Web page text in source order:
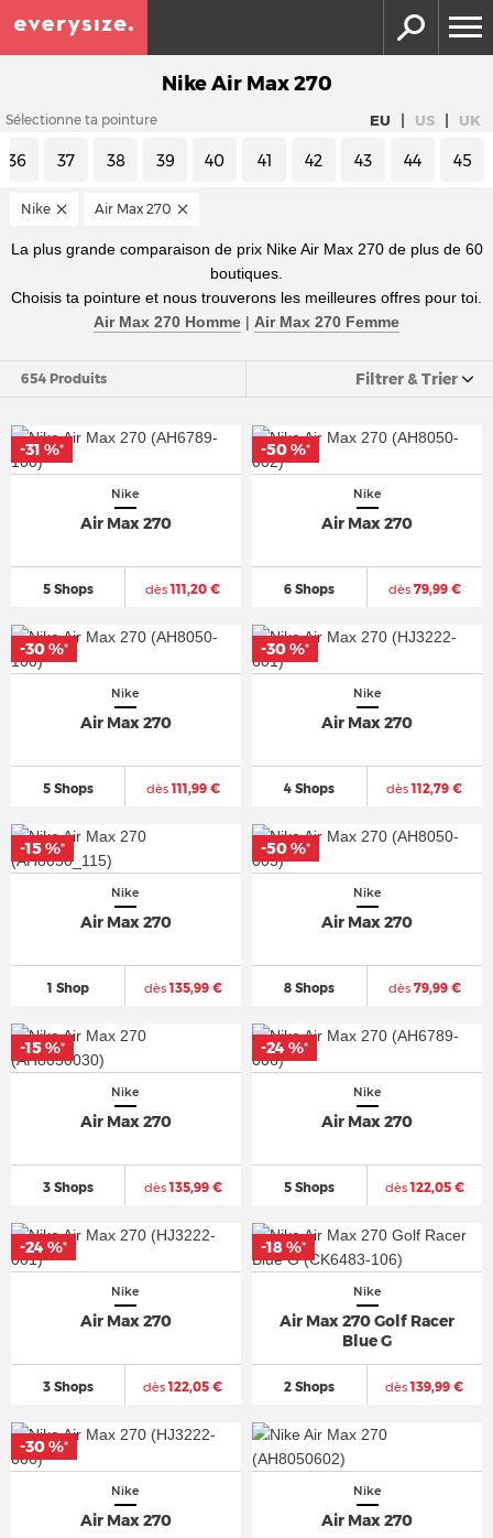
Nike Air Max 270
Sélectionne ta pointure EU | US | UK
36 37 38 39 40 41 42 43 44 45
Nike Air Max 270
La plus grande comparaison de prix Nike Air Max 270 de plus de 60
boutiques.
Choisis ta pointure et nous trouverons les meilleures offres pour toi.
Air Max 270 Homme | Air Max 270 Femme
654 Produits Filtrer & Trier
Nike
Air Max 270
5 Shops dès111,20 €
-31 %*
Nike
Air Max 270
6 Shops dès79,99 €
-50 %*
Nike
Air Max 270
5 Shops dès111,99 €
-30 %*
Nike
Air Max 270
4 Shops dès112,79 €
-30 %*
Nike
Air Max 270
1 Shop dès135,99 €
-15 %*
Nike
Air Max 270
8 Shops dès79,99 €
-50 %*
Nike
Air Max 270
3 Shops dès135,99 €
-15 %*
Nike
Air Max 270
5 Shops dès122,05 €
-24 %*
Nike
Air Max 270
3 Shops dès122,05 €
-24 %*
Nike
Air Max 270 Golf Racer
Blue G
2 Shops dès139,99 €
-18 %*
Nike
Air Max 270
-30 %*
Nike
Air Max 270